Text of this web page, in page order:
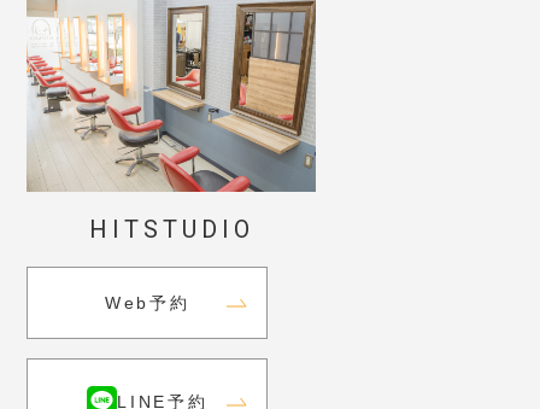
HITSTUDIO
Web予約
LINE予約